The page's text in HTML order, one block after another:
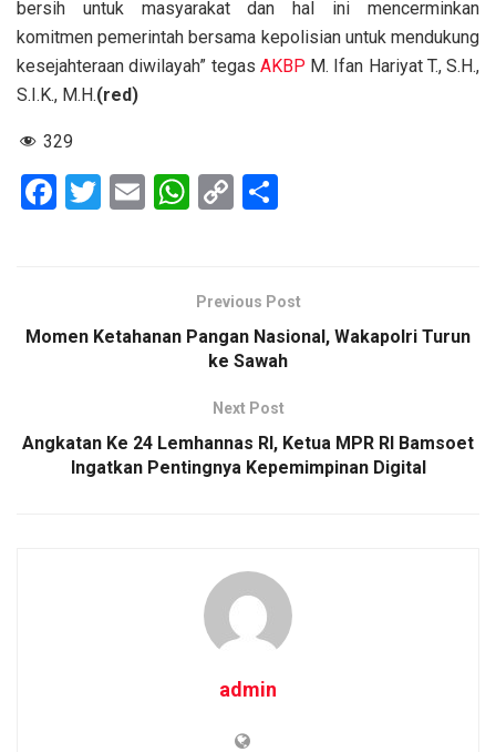
bersih untuk masyarakat dan hal ini mencerminkan
komitmen pemerintah bersama kepolisian untuk mendukung
kesejahteraan diwilayah” tegas AKBP M. Ifan Hariyat T., S.H.,
S.I.K., M.H.(red)
329
F
o
T
E
W
s
A
C
Li
n
k
e
Previous Post
Momen Ketahanan Pangan Nasional, Wakapolri Turun
ke Sawah
Next Post
Angkatan Ke 24 Lemhannas RI, Ketua MPR RI Bamsoet
Ingatkan Pentingnya Kepemimpinan Digital
admin